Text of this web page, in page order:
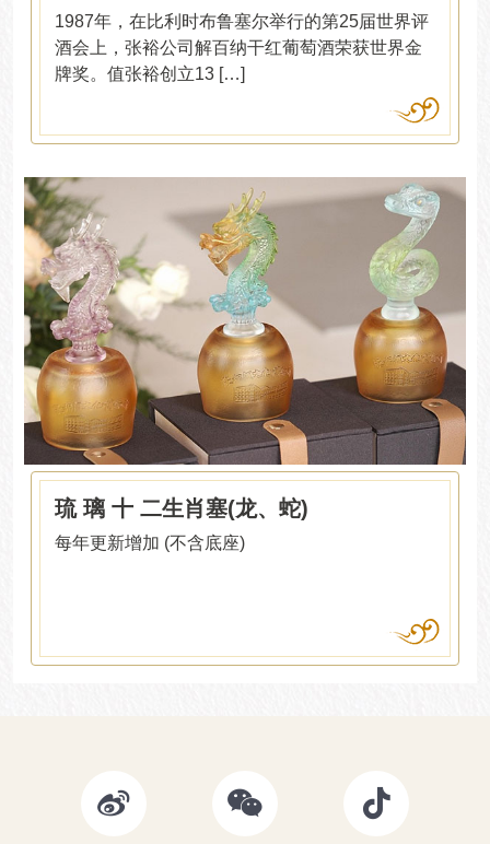
1987年，在比利时布鲁塞尔举行的第25届世界评
酒会上，张裕公司解百纳干红葡萄酒荣获世界金
牌奖。值张裕创立13 […]
琉 璃 十 二生肖塞(龙、蛇)
每年更新增加 (不含底座)